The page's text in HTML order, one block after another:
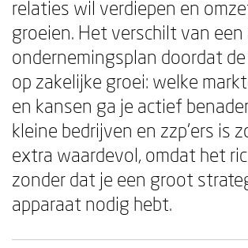
relaties wil verdiepen en
groeien. Het verschilt van een
ondernemingsplan doordat
op zakelijke groei: welke
en kansen ga je actief
kleine bedrijven en zzp'ers is
extra waardevol, omdat het
zonder dat je een groot
apparaat nodig hebt.